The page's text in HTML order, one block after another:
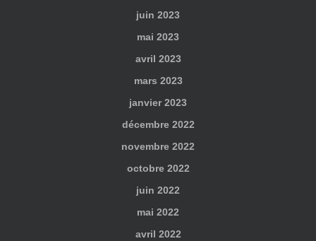
juin 2023
mai 2023
avril 2023
mars 2023
janvier 2023
décembre 2022
novembre 2022
octobre 2022
juin 2022
mai 2022
avril 2022